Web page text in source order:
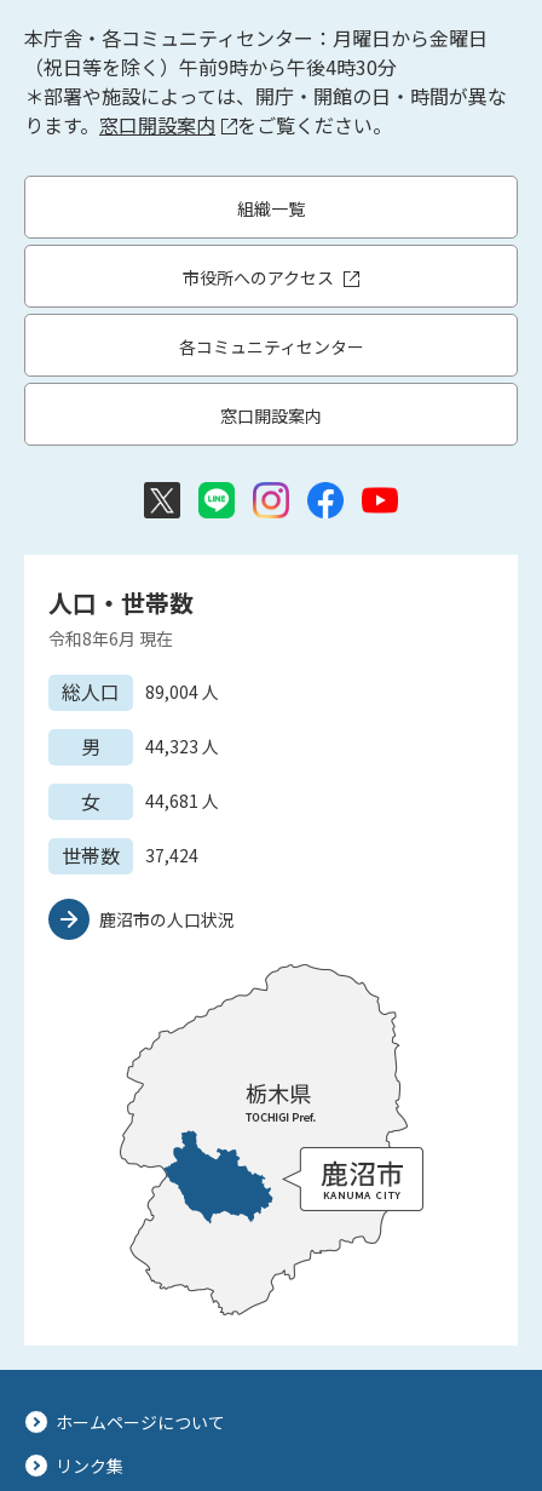
本庁舎・各コミュニティセンター：月曜日から金曜日
（祝日等を除く）午前9時から午後4時30分
＊部署や施設によっては、開庁・開館の日・時間が異な
ります。 窓口開設案内 をご覧ください。
組織一覧
市役所へのアクセス
各コミュニティセンター
窓口開設案内
人口・世帯数
令和8年6月 現在
総人口 89,004 人
男 44,323 人
女 44,681 人
世帯数 37,424
鹿沼市の人口状況
ホームページについて
リンク集